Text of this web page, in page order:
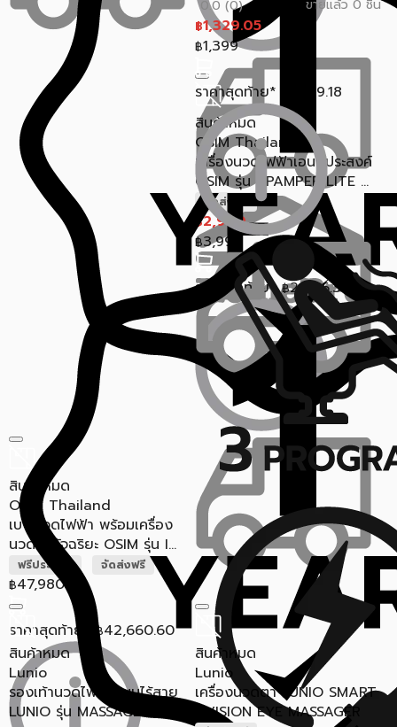
สินค้าหมด
OSIM Thailand
เครื่องนวดไฟฟ้าเอนกประสงค์
OSIM รุ่น UPAMPER LITE ...
จัดส่งฟรี
฿2,990
฿3,990
ราคาสุดท้าย* ฿2,706.30
สินค้าหมด
OSIM Thailand
เบาะนวดไฟฟ้า พร้อมเครื่อง
นวดขาอัจฉริยะ OSIM รุ่น I...
ฟรีประกอบ จัดส่งฟรี
฿47,980
ราคาสุดท้าย* ฿42,660.60
0.0 (0) ขายแล้ว 0 ชิ้น
฿1,329.05
฿1,399
ราคาสุดท้าย* 1,289.18
สินค้าหมด
Lunio
รองเท้านวดไฟฟ้าแบบไร้สาย
LUNIO รุ่น MASSAGE BOOTS
สินค้าหมด
Lunio
เครื่องนวดตา LUNIO SMART
I-VISION EYE MASSAGER